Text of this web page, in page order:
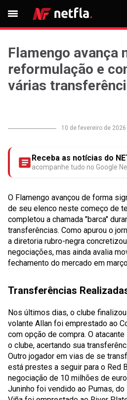
Flamengo avança
reformulação e
várias
10 de fevereiro de
Receba as notícias do
acompanhe tudo no Google
O Flamengo avançou de forma
de seu elenco neste começo de
completou a chamada "barca"
transferências. Como apurou o
a diretoria rubro-negra
negociações, mas ainda avalia
fechamento do mercado em
Transferências
Nos últimos dias, o clube
volante Allan foi emprestado ao
com opção de compra. O
o clube, acertando sua
Outro jogador em vias de se
está prestes a seguir para o Red
negociação de 10 milhões de
Juninho foi vendido ao Pumas,